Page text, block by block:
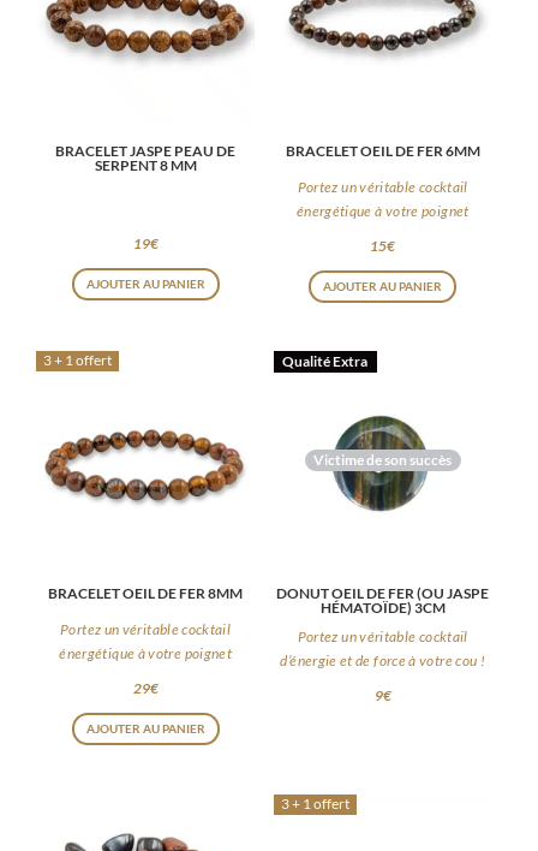
BRACELET JASPE PEAU DE
SERPENT 8 MM
19€
AJOUTER AU PANIER
BRACELET OEIL DE FER 6MM
Portez un véritable cocktail
énergétique à votre poignet
15€
AJOUTER AU PANIER
3 + 1 offert
BRACELET OEIL DE FER 8MM
Portez un véritable cocktail
énergétique à votre poignet
29€
AJOUTER AU PANIER
Victime de son succès
Qualité Extra
DONUT OEIL DE FER (OU JASPE
HÉMATOÏDE) 3CM
Portez un véritable cocktail
d’énergie et de force à votre cou !
9€
3 + 1 offert